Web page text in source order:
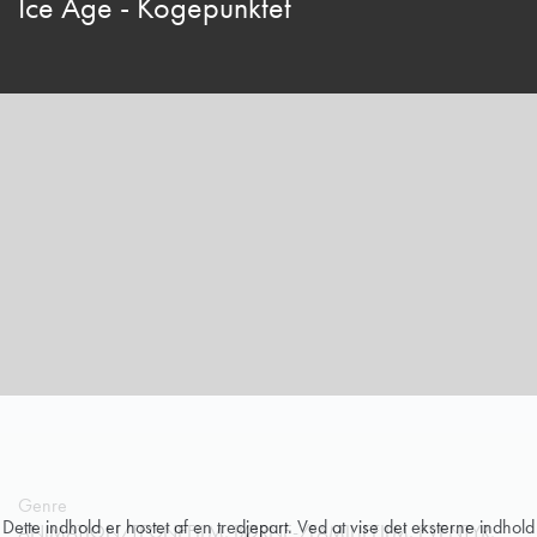
Dette indhold er hostet af en tredjepart. Ved at vise det eksterne indhold
Genre
ANIMATION/TEGNEFILM, BØRNE-/FAMILIEFILM, EVENTYR,